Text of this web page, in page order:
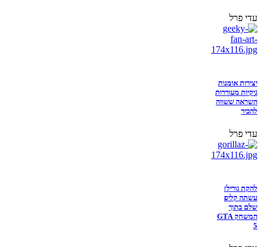
עדי פרל
יצירות אומנות
גיקיות מעוררות
השראה ששווה
להכיר
עדי פרל
להקת גורילז
עשתה קליפ
שלם בתוך
המשחק GTA
5